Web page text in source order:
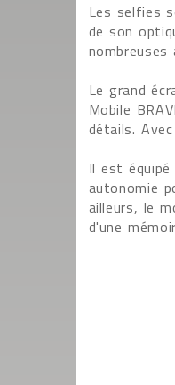
Les selfies
de son
Le grand
Mobile
détails.
Il est
autonomie
ailleurs, le
d'une